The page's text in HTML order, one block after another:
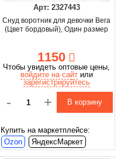
Арт: 2327443
Снуд воротник для девочки Вега
(Цвет бордовый), Один размер
1150
Чтобы увидеть оптовые цены,
войдите на сайтили
зарегистрируйтесь
- + В корзину
Купить на маркетплейсе:
Ozon
ЯндексМаркет